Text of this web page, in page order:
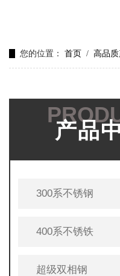
您的位置： 首页 / 高品
产品
300系不锈钢
400系不锈铁
超级双相钢